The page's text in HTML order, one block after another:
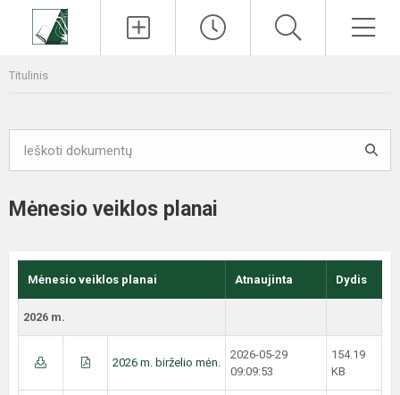
Titulinis
Mėnesio veiklos planai
Mėnesio veiklos planai Atnaujinta Dydis
2026 m.
2026 m. birželio mėn.
2026-05-29
09:09:53
154.19
KB